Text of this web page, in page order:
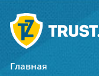
Главная